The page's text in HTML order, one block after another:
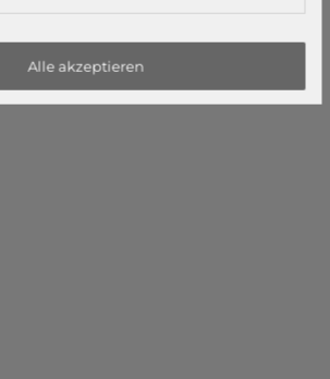
Alle akzeptieren